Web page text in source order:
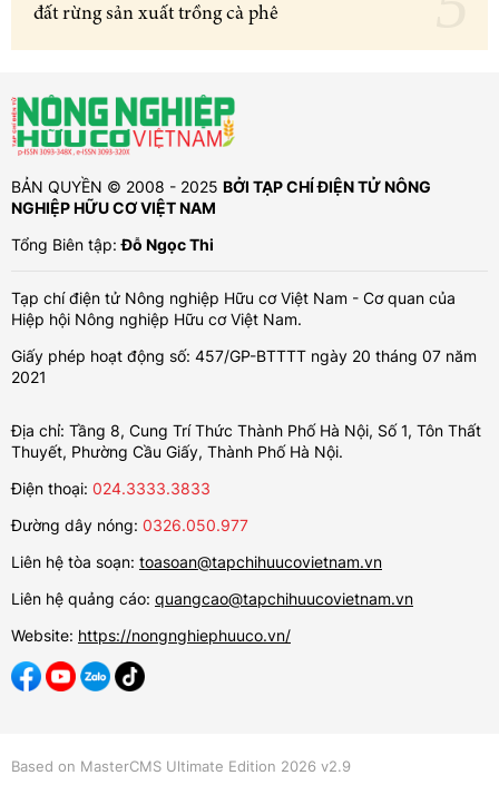
đất rừng sản xuất trồng cà phê
BẢN QUYỀN © 2008 - 2025 BỞI TẠP CHÍ ĐIỆN TỬ NÔNG
NGHIỆP HỮU CƠ VIỆT NAM
Tổng Biên tập:Đỗ Ngọc Thi
Tạp chí điện tử Nông nghiệp Hữu cơ Việt Nam - Cơ quan của
Hiệp hội Nông nghiệp Hữu cơ Việt Nam.
Giấy phép hoạt động số: 457/GP-BTTTT ngày 20 tháng 07 năm
2021
Địa chỉ: Tầng 8, Cung Trí Thức Thành Phố Hà Nội, Số 1, Tôn Thất
Thuyết, Phường Cầu Giấy, Thành Phố Hà Nội.
Điện thoại: 024.3333.3833
Đường dây nóng: 0326.050.977
Liên hệ tòa soạn: toasoan@tapchihuucovietnam.vn
Liên hệ quảng cáo: quangcao@tapchihuucovietnam.vn
Website: https://nongnghiephuuco.vn/
Based on MasterCMS Ultimate Edition 2026 v2.9